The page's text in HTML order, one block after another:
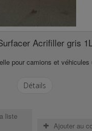
Acrifiller gris
pour camions et véhicules
Détails
liste
Ajouter au